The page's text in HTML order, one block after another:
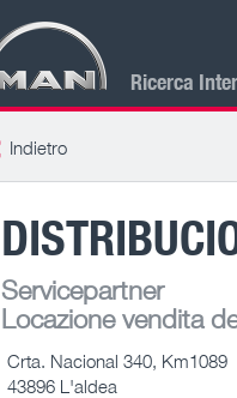
Ricerca
Indietro
Servicepartner
Locazione vendita
Crta. Nacional 340, Km1089
43896 L'aldea